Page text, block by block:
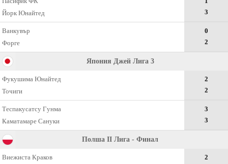
Йорк Юнайтед
3
Ванкувър
Форге
0
2
Япония Джей Лига 3
Фукушима Юнайтед
Точиги
2
2
Теспакусатсу Гунма
Каматамаре Сануки
3
3
Полша II Лига - Финал
Виежиста Краков
2